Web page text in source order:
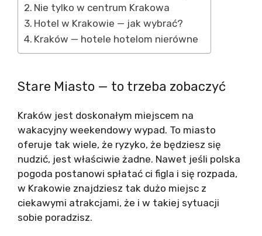
Nie tylko w centrum Krakowa
Hotel w Krakowie — jak wybrać?
Kraków — hotele hotelom nierówne
Stare Miasto — to trzeba zobaczyć
Kraków jest doskonałym miejscem na
wakacyjny weekendowy wypad. To miasto
oferuje tak wiele, że ryzyko, że będziesz się
nudzić, jest właściwie żadne. Nawet jeśli polska
pogoda postanowi spłatać ci figla i się rozpada,
w Krakowie znajdziesz tak dużo miejsc z
ciekawymi atrakcjami, że i w takiej sytuacji
sobie poradzisz.